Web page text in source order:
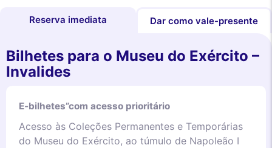
Reserva imediata Dar como vale-presente
Bilhetes para o Museu do Exército –
Invalides
E-bilhetes”com acesso prioritário
Acesso às Coleções Permanentes e Temporárias
do Museu do Exército, ao túmulo de Napoleão I